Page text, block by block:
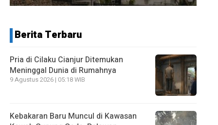
Berita Terbaru
Pria di Cilaku Cianjur Ditemukan
Meninggal Dunia di Rumahnya
9 Agustus 2026 | 05:18 WIB
Kebakaran Baru Muncul di Kawasan